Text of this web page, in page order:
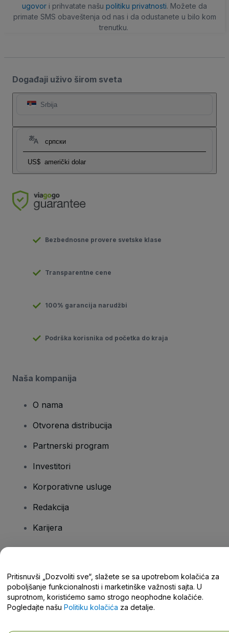
ugovor i prihvatate našu politiku privatnosti. Možete da
primate SMS obaveštenja od nas i da odustanete u bilo kom
trenutku.
Događaji uživo širom sveta
Srbija
српски
US$ američki dolar
Bezbednosne provere svetske klase
Transparentne cene
100% garancija narudžbi
Podrška korisnika od početka do kraja
Naša kompanija
O nama
Otvorena distribucija
Partnerski program
Investitori
Korporativne usluge
Redakcija
Karijera
Centar za pomoć / Kontaktirajte nas
Pritisnuvši „Dozvoliti sve“, slažete se sa upotrebom kolačića za
poboljšanje funkcionalnosti i marketinške važnosti sajta. U
suprotnom, koristićemo samo strogo neophodne kolačiće.
Pogledajte našu Politiku kolačića za detalje.